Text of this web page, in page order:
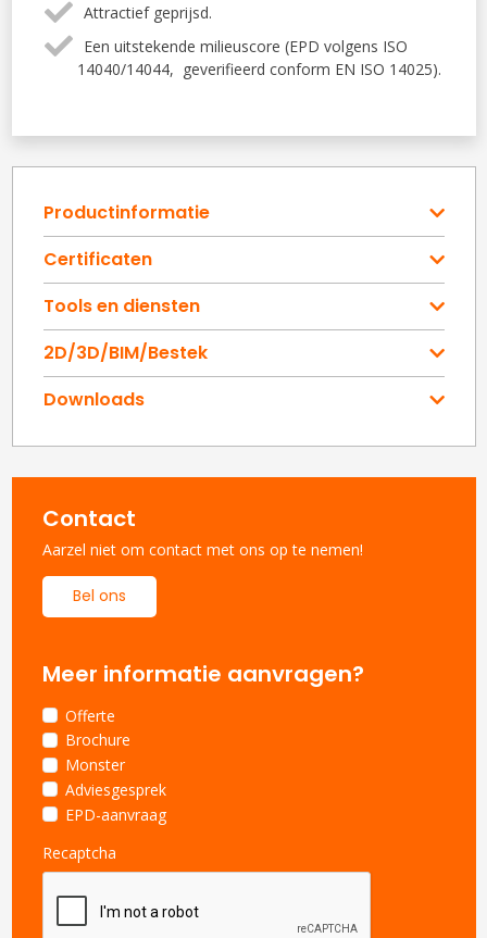
Attractief geprijsd.
Een uitstekende milieuscore (EPD volgens ISO
14040/14044, geverifieerd conform EN ISO 14025).
Productinformatie
Certificaten
Tools en diensten
2D/3D/BIM/Bestek
Downloads
Contact
Aarzel niet om contact met ons op te nemen!
Bel ons
Meer informatie aanvragen?
Offerte
Brochure
Monster
Adviesgesprek
EPD-aanvraag
Recaptcha